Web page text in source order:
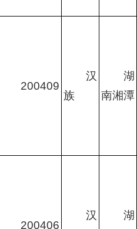
200409
汉
族
湖
南湘潭
200406
汉
湖